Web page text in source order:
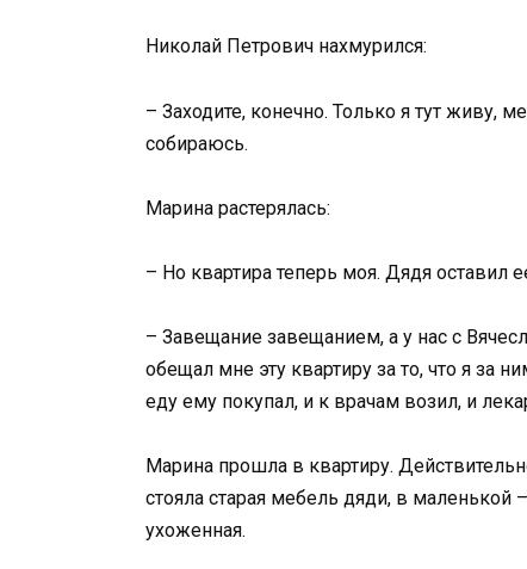
Николай Петрович нахмурился:
– Заходите, конечно. Только я тут живу,
собираюсь.
Марина растерялась:
– Но квартира теперь моя. Дядя оставил
– Завещание завещанием, а у нас с
обещал мне эту квартиру за то, что я за
еду ему покупал, и к врачам возил, и
Марина прошла в квартиру.
стояла старая мебель дяди, в маленькой
ухоженная.